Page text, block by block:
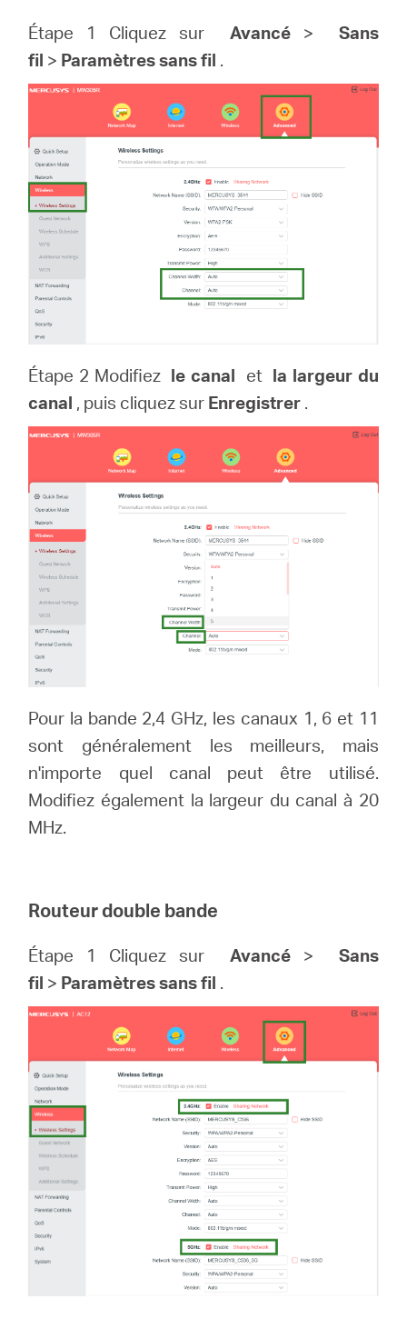
Étape 1 Cliquez sur Avancé> Sans
fil > Paramètres sans fil .
Étape 2 Modifiez le canal et la largeur du
canal , puis cliquez sur Enregistrer .
Pour la bande 2,4 GHz, les canaux 1, 6 et 11
sont généralement les meilleurs, mais
n'importe quel canal peut être utilisé.
Modifiez également la largeur du canal à 20
MHz.
Routeur double bande
Étape 1 Cliquez sur Avancé> Sans
fil > Paramètres sans fil .